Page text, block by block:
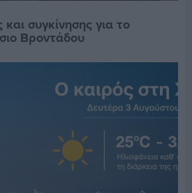
συγκίνησης για το
Βροντάδου